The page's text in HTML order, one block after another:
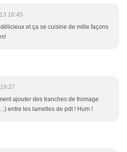
16:45
et ça se cuisine de mille façons
ajouter des tranches de fromage
entre les lamelles de pdt ! Hum !